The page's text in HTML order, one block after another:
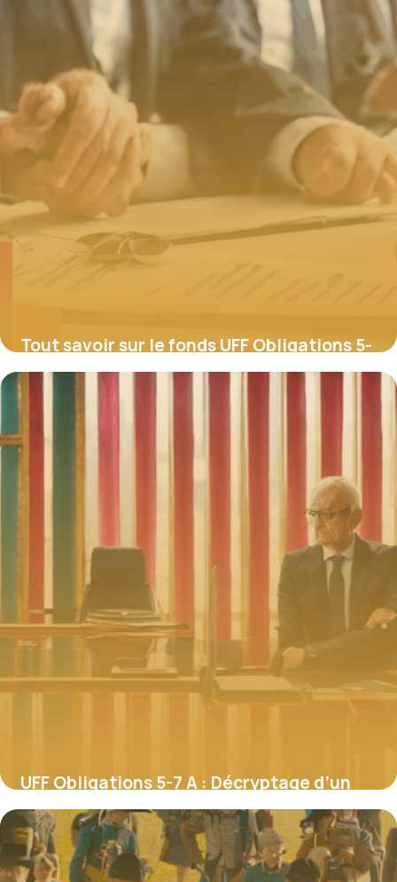
Tout savoir sur le fonds UFF Obligations 5-
7 A : structure, gestion et fiscalité
4 juillet 2025
UFF Obligations 5-7 A : Décryptage d’un
Fonds Obligataire à Gestion Active
4 juillet 2025